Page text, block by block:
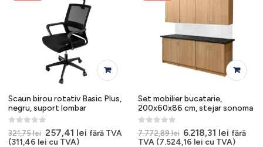
Scaun birou rotativ Basic Plus,
negru, suport lombar
0out of 5
321,75lei Prețul
inițial
257,41 leiPrețul
fără TVA
(311,46 lei cu TVA)
Set mobilier bucatarie,
200x60x86 cm, stejar sonoma
0out of 5
7.772,89lei Prețul
inițial
6.218,31 lei Prețul
curent
fără
TVA (7.524,16 lei cu TVA)